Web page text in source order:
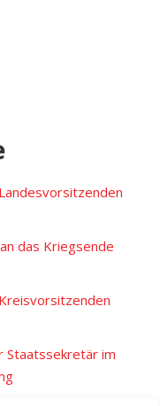
das Kriegsende
Staatssekretär im